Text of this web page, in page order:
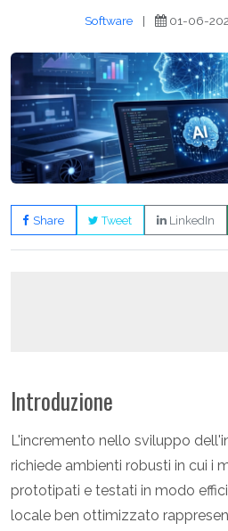
Software | 01-06-
Share Tweet LinkedIn
Introduzione
L'incremento nello sviluppo
richiede ambienti robusti in cui i
prototipati e testati in modo
locale ben ottimizzato